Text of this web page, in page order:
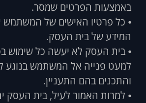
באמצעות הפרטים שמסר.
⦁ כל פרטיו האישים של המשתמש
המידע של בית העסק.
⦁ בית העסק לא יעשה כל שימוש
למעט פנייה אל המשתמש בנוגע
והתכנים בהם התעניין.
⦁ למרות האמור לעיל, בית העסק